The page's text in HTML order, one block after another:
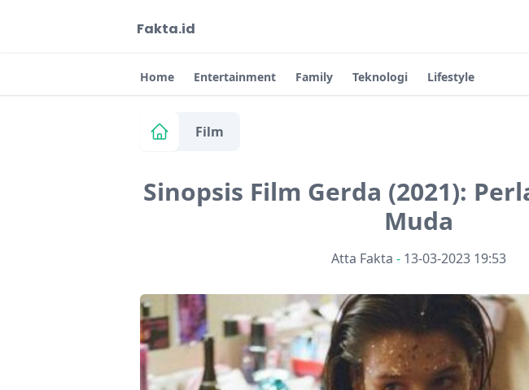
Fakta.id
Home Entertainment Family Teknologi Lifestyle
Film
Sinopsis Film Gerda (2021):
Muda
Atta Fakta - 13-03-2023 19:53